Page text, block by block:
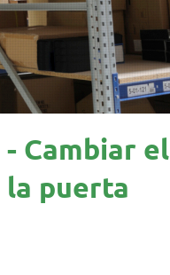
- Cambiar el
puerta